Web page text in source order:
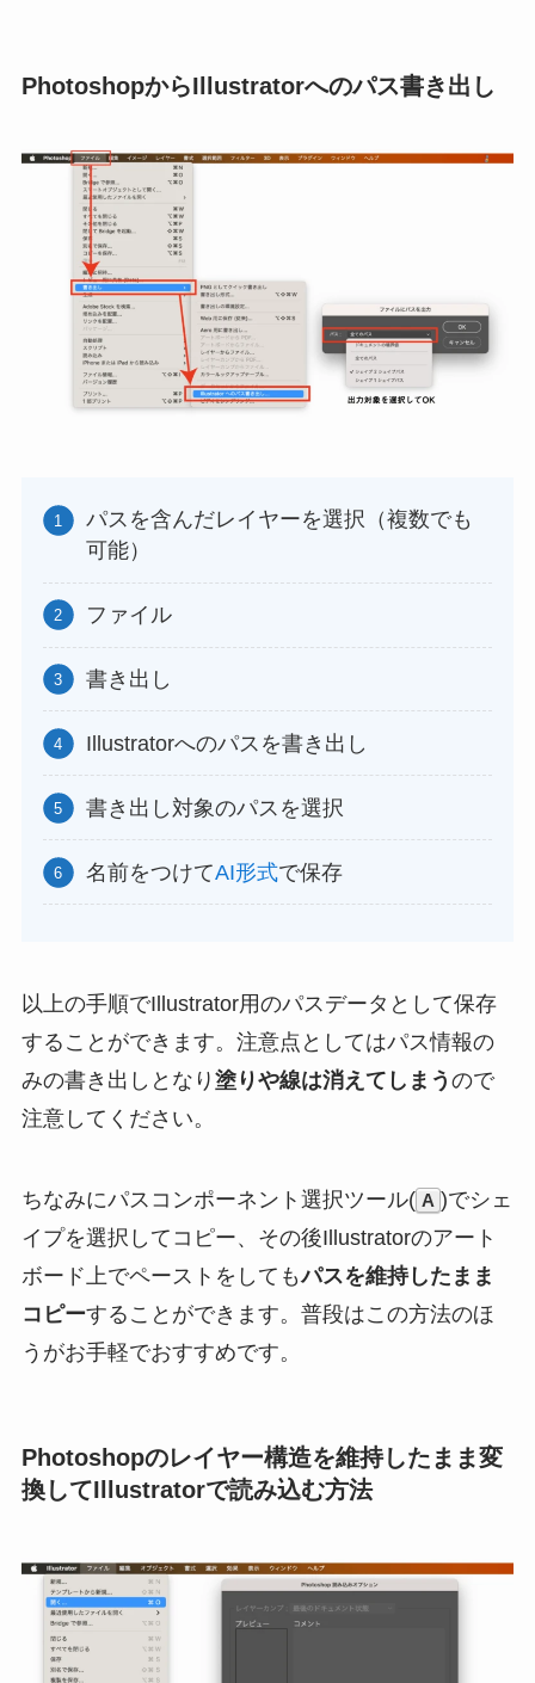
PhotoshopからIllustratorへのパス書き出し
パスを含んだレイヤーを選択（複数でも
可能）
ファイル
書き出し
Illustratorへのパスを書き出し
書き出し対象のパスを選択
名前をつけてAI形式で保存
以上の手順でIllustrator用のパスデータとして保存
することができます。注意点としてはパス情報の
みの書き出しとなり 塗りや線は消えてしまう ので
注意してください。
ちなみにパスコンポーネント選択ツール( A )でシェ
イプを選択してコピー、その後Illustratorのアート
ボード上でペーストをしてもパスを維持したまま
コピーすることができます。普段はこの方法のほ
うがお手軽でおすすめです。
Photoshopのレイヤー構造を維持したまま変
換してIllustratorで読み込む方法